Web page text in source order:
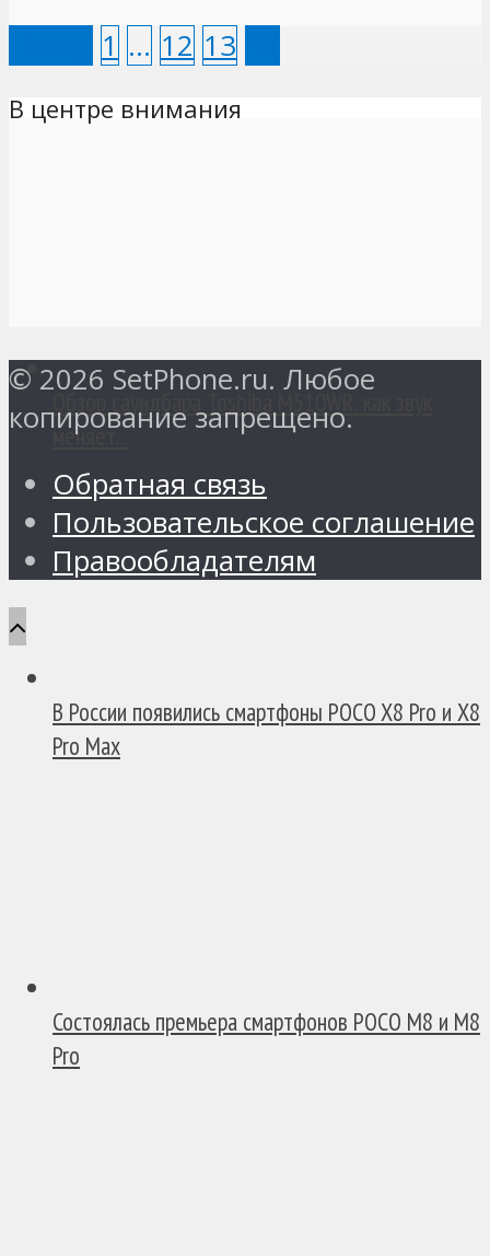
1 … 12 13
В центре внимания
меняет...
В России появились смартфоны POCO X8 Pro и X8
Pro Max
Состоялась премьера смартфонов POCO M8 и M8
Pro
© 2026 SetPhone.ru. Любое
копирование запрещено.
Обратная связь
Пользовательское соглашение
Правообладателям